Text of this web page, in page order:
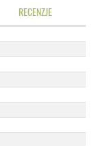
RECENZJE